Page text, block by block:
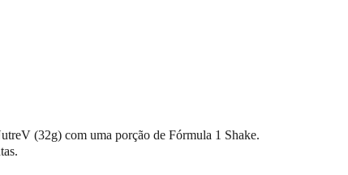
(32g) com uma porção de Fórmula 1 Shake.